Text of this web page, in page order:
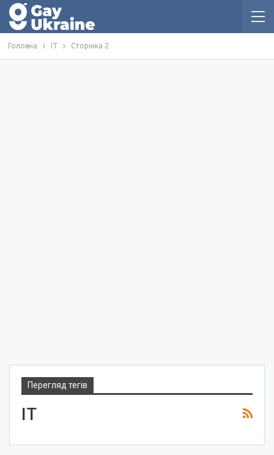
Головна IT Сторінка 2
Перегляд тегів
IT